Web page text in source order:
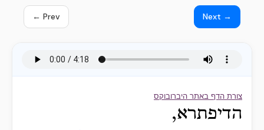
← Prev Next →
צורת הדף באתר היברובוקס
הדיפתרא,